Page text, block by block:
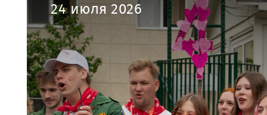
24 июля 2026